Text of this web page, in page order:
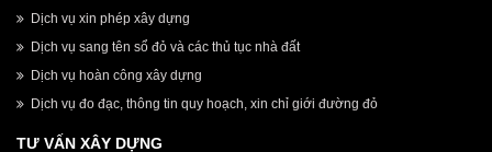
Dịch vụ xin phép xây dựng
Dịch vụ sang tên sổ đỏ và các thủ tục nhà đất
Dịch vụ hoàn công xây dựng
Dịch vụ đo đạc, thông tin quy hoạch, xin chỉ giới đường đỏ
TƯ VẤN XÂY DỰNG